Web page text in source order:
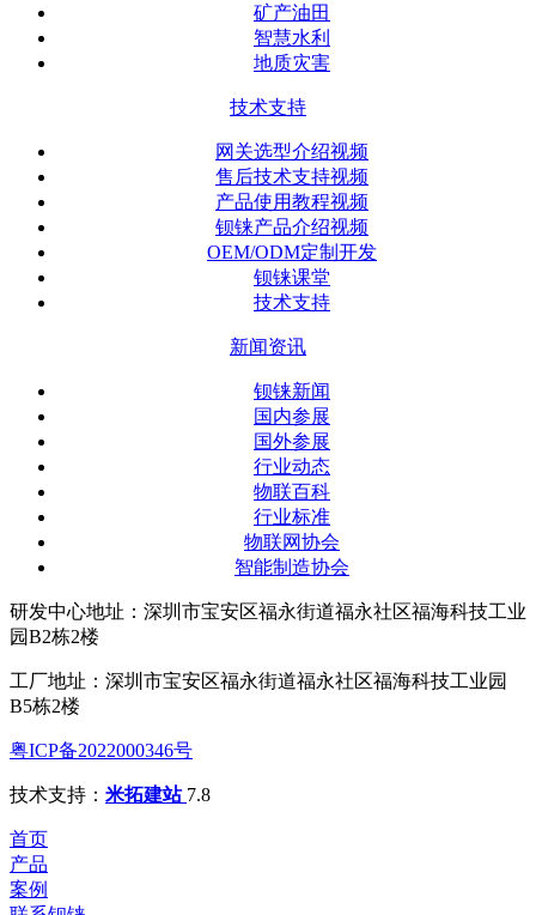
矿产油田
智慧水利
地质灾害
技术支持
网关选型介绍视频
售后技术支持视频
产品使用教程视频
钡铼产品介绍视频
OEM/ODM定制开发
钡铼课堂
技术支持
新闻资讯
钡铼新闻
国内参展
国外参展
行业动态
物联百科
行业标准
物联网协会
智能制造协会
研发中心地址：深圳市宝安区福永街道福永社区福海科技工业
园B2栋2楼
工厂地址：深圳市宝安区福永街道福永社区福海科技工业园
B5栋2楼
粤ICP备2022000346号
技术支持： 米拓建站 7.8
首页
产品
案例